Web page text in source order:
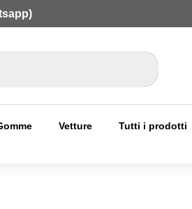
Vetture Tutti i prodotti